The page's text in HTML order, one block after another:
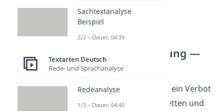
Musterformulierung —
Hauptteil
Ein wichtiger Grund für ein Verbot
von Werbung für Zigaretten und
Sachtextanalyse
Beispiel
2/2 – Dauer: 04:39
Textarten Deutsch
Rede- und Sprachanalyse
Redeanalyse
1/3 – Dauer: 04:40